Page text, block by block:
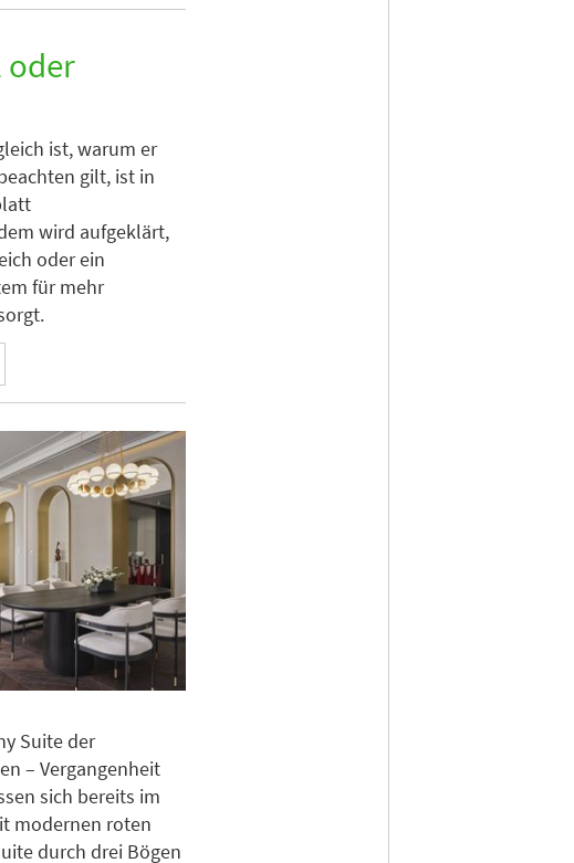
oder
ist, warum er
gilt, ist in
wird aufgeklärt,
oder ein
für mehr
Suite der
– Vergangenheit
sich bereits im
modernen roten
durch drei Bögen